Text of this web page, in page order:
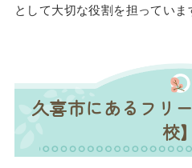
として大切な役割を担っていま
久喜市にあるフリ
校】